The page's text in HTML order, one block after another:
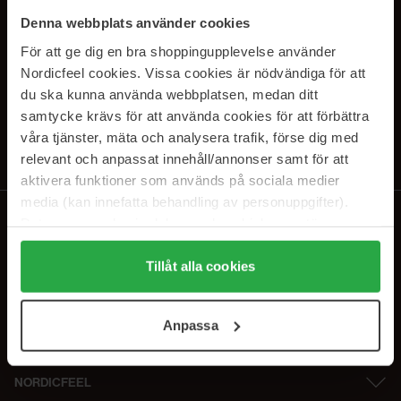
Denna webbplats använder cookies
För att ge dig en bra shoppingupplevelse använder
Nordicfeel cookies. Vissa cookies är nödvändiga för att
du ska kunna använda webbplatsen, medan ditt
samtycke krävs för att använda cookies för att förbättra
våra tjänster, mäta och analysera trafik, förse dig med
relevant och anpassat innehåll/annonser samt för att
aktivera funktioner som används på sociala medier
media (kan innefatta behandling av personuppgifter).
Genom att trycka på "Tillåt alla cookies" accepterar du
alla cookies, medan du under "Detaljer" kan anpassa
användningen av cookies. Du kan när som helst återkalla
samt vår Integritetspolicy.
Tillåt alla cookies
Anpassa
SUBSCRIBE TO OUR
NEWSLETTER
E-postadresse
Ved å abonnere godtar du vårpersonvernerklæring. Du kan melde deg
NORDICFEEL